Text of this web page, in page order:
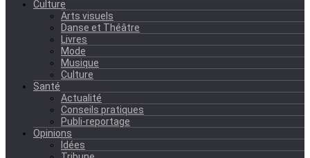
Culture
Arts visuels
Danse et Théâtre
Livres
Mode
Musique
Culture
Santé
Actualité
Conseils pratiques
Publi-reportage
Opinions
Idées